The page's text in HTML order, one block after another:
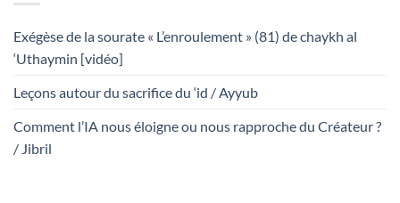
Exégèse de la sourate « L’enroulement » (81) de chaykh al
‘Uthaymin [vidéo]
Leçons autour du sacrifice du ‘id / Ayyub
Comment l’IA nous éloigne ou nous rapproche du Créateur ?
/ Jibril